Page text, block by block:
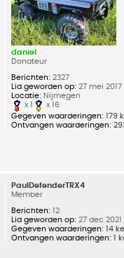
daniel
Donateur
Berichten: 2327
Lid geworden op: 27 mei 2017
Locatie: Nijmegen
x 1
x 16
Gegeven waarderingen:
179
Ontvangen waarderingen:
PaulDefenderTRX4
Member
Berichten: 12
Lid geworden op: 27 dec 2021
Gegeven waarderingen: 14
Ontvangen waarderingen: 1